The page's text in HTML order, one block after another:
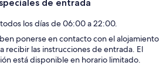
de entrada
los días de 06:00 a 22:00.
ponerse en contacto con el alojamiento
recibir las instrucciones de entrada. El
está disponible en horario limitado.